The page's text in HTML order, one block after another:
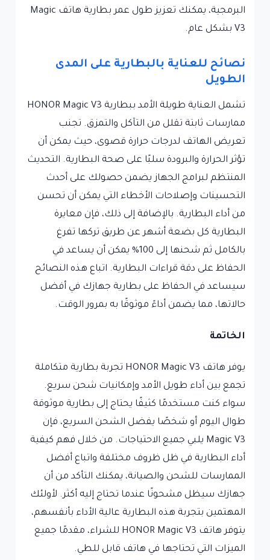
البرمجية، يمكنك تعزيز طول عمر بطارية هاتف Magic
V3 بشكل عام.
نصائح للعناية بالبطارية على المدى
الطويل
تشمل العناية طويلة الأمد ببطارية HONOR Magic V3
ممارسات ثابتة تقلل من التآكل والتمزق. تجنب
تعريض الهاتف لدرجات حرارة قصوى، حيث يمكن أن
تؤثر الحرارة والبرودة سلبًا على صحة البطارية. التحديث
المنتظم لبرامج الجهاز يضمن حصولك على أحدث
التحسينات وإصلاحات الأخطاء التي يمكن أن تحسن
من أداء البطارية. بالإضافة إلى ذلك، فإن معايرة
البطارية كل بضعة أشهر عن طريق تركها تفرغ
بالكامل ثم شحنها إلى 100% يمكن أن يساعد في
الحفاظ على دقة قراءات البطارية. اتباع هذه النصائح
سيساعد في الحفاظ على بطارية جهازك في أفضل
حالاتها، مما يضمن أداءً موثوقًا به بمرور الوقت.
الخاتمة
يوفر هاتف HONOR Magic V3 تجربة بطارية متكاملة
تجمع بين أداء طويل الأمد وإمكانيات شحن سريع.
سواء كنت مستخدمًا كثيفًا يحتاج إلى بطارية موثوقة
طوال اليوم أو شخصًا يفضل الشحن السريع، فإن
Magic V3 يلبي جميع الاحتياجات. من خلال فهم كيفية
أداء البطارية في ظل ظروف مختلفة واتباع أفضل
الممارسات للشحن والصيانة، يمكنك التأكد من أن
جهازك سيظل مشحونًا عندما تحتاج إليه أكثر. لأولئك
المهتمين بتجربة هذه البطارية عالية الأداء بأنفسهم،
يتوفر هاتف HONOR Magic V3 للشراء، مقدمًا جميع
الميزات التي تحتاجها في هاتف قابل للطي.